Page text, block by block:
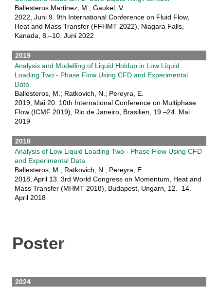
Ballesteros Martinez, M.; Gaukel, V.
2022, Juni 9. 9th International Conference on Fluid Flow,
Heat and Mass Transfer (FFHMT 2022), Niagara Falls,
Kanada, 8.–10. Juni 2022
2019
Analysis and Modelling of Liquid Holdup in Low Liquid
Loading Two - Phase Flow Using CFD and Experimental
Data
Ballesteros, M.; Ratkovich, N.; Pereyra, E.
2019, Mai 20. 10th International Conference on Multiphase
Flow (ICMF 2019), Rio de Janeiro, Brasilien, 19.–24. Mai
2019
2018
Analysis of Low Liquid Loading Two - Phase Flow Using CFD
and Experimental Data
Ballesteros, M.; Ratkovich, N.; Pereyra, E.
2018, April 13. 3rd World Congress on Momentum, Heat and
Mass Transfer (MHMT 2018), Budapest, Ungarn, 12.–14.
April 2018
Poster
2024